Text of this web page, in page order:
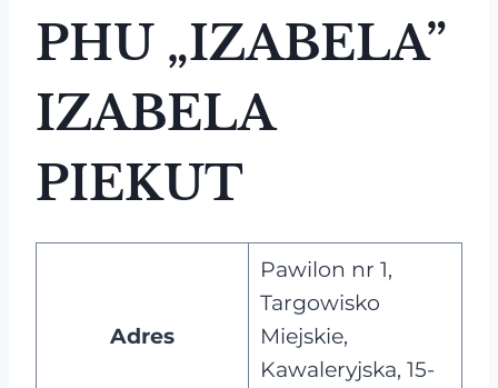
PHU „IZABELA”
IZABELA
PIEKUT
Adres
Pawilon nr 1,
Targowisko
Miejskie,
Kawaleryjska, 15-